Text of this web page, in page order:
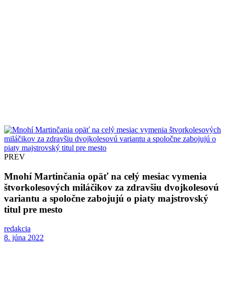
PREV
Mnohí Martinčania opäť na celý mesiac vymenia
štvorkolesových miláčikov za zdravšiu dvojkolesovú
variantu a spoločne zabojujú o piaty majstrovský
titul pre mesto
redakcia
8. júna 2022